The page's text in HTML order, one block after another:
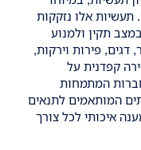
תעשיות אלו נזקקות
תקין ולמנוע
פירות וירקות,
קפדנית על
המתמחות
המותאמים לתנאים
איכותי לכל צורך